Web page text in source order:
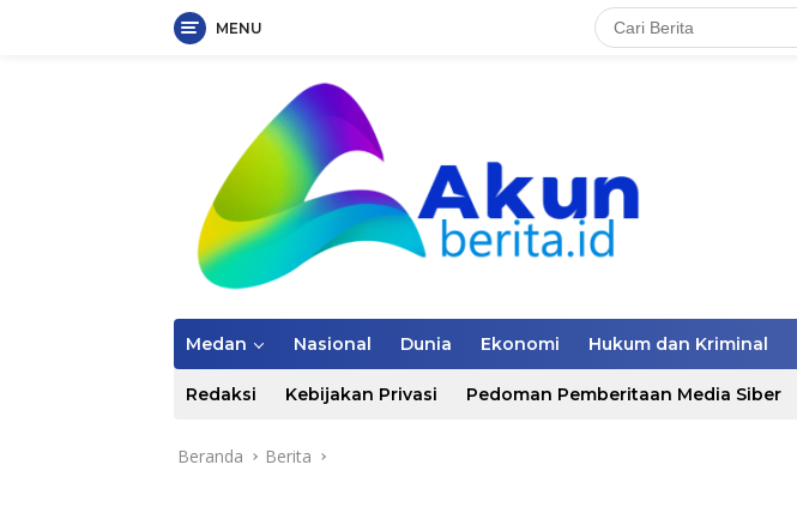
MENU
Medan Nasional Dunia Ekonomi Hukum dan Kriminal
Redaksi Kebijakan Privasi Pedoman Pemberitaan Media Siber
Beranda Berita